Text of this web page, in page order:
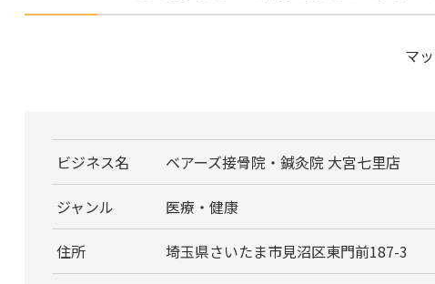
マ
ビジネス名 ベアーズ接骨院・鍼灸院 大宮七里店
ジャンル 医療・健康
住所 埼玉県さいたま市見沼区東門前187-3